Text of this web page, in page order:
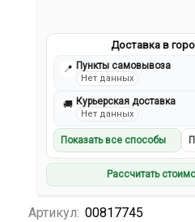
Доставка в
📍 Пункты самовывоза
Нет данных
🚚 Курьерская доставка
Нет данных
Показать все способы
Рассчитать
Артикул: 00817745